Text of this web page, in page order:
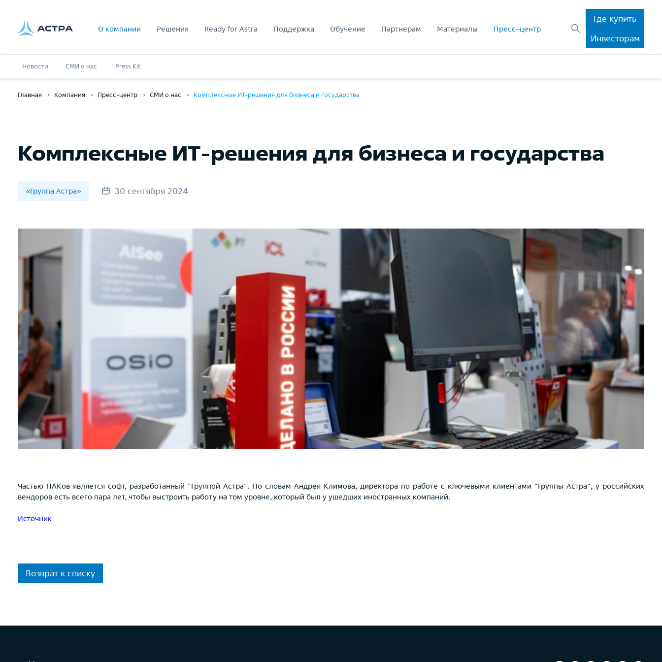
О компании Решения Ready for Astra Поддержка Обучение Партнерам Материалы Пресс-центр
Где купить
Инвесторам
Новости СМИ о нас Press Kit
Главная Компания Пресс-центр СМИ о нас Комплексные ИT-решения для бизнеса и государства
Комплексные ИT-решения для бизнеса и государства
«Группа Астра» 30 сентября 2024
Частью ПАКов является софт, разработанный "Группой Астра". По словам Андрея Климова, директора по работе с ключевыми клиентами "Группы Астра", у российских
вендоров есть всего пара лет, чтобы выстроить работу на том уровне, который был у ушедших иностранных компаний.
Источник
Возврат к списку